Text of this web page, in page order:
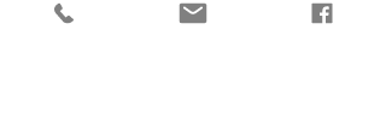
cachemira en una tarde parisina: